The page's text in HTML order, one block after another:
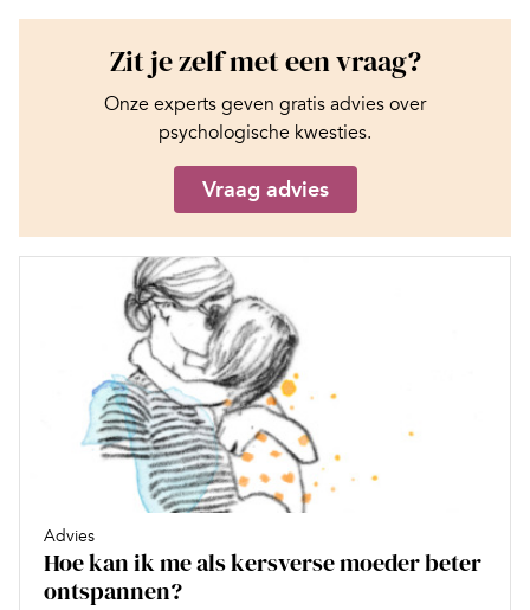
Zit je zelf met een vraag?
Onze experts geven gratis advies over
psychologische kwesties.
Vraag advies
Advies
Hoe kan ik me als kersverse moeder beter
ontspannen?